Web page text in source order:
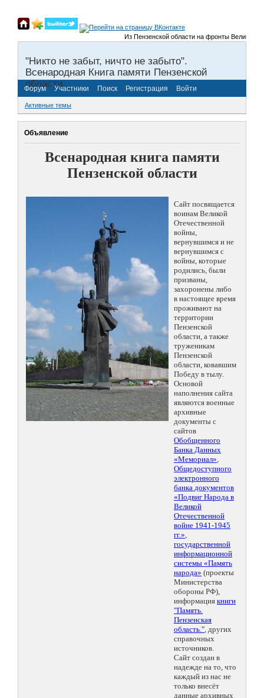
Из Пензенской области на фронты Великой
"Никто не забыт, ничто не забыто".
Всенародная Книга памяти Пензенской
области.
Форум Участники Поиск Регистрация Войти
Активные темы
Объявление
Всенародная книга памяти
Пензенской области
Сайт посвящается
воинам Великой
Отечественной
войны,
вернувшимся и не
вернувшимся с
войны, которые
родились, были
призваны,
захоронены либо
в настоящее время
проживают на
территории
Пензенской
области, а также
труженикам
Пензенской
области, ковавшим
Победу в тылу.
Основой
наполнения сайта
являются военные
архивные
документы с
сайтов
Обобщенного
Банка Данных
«Мемориал»,
Общедоступного
электронного
банка документов
«Подвиг Народа в
Великой
Отечественной
войне 1941-1945
гг.»,
государственной
информационной
системы «Память
народа» (проекты
Министерства
обороны РФ),
информация книги
"Память.
Пензенская
область.", других
справочных
источников.
Сайт создан в
надежде на то, что
каждый из нас не
только внесёт
данные архивных